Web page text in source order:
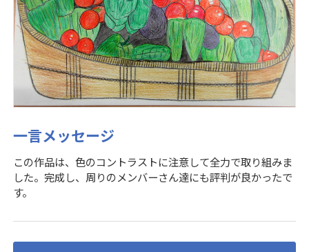
一言メッセージ
この作品は、色のコントラストに注意して全力で取り組みま
した。完成し、周りのメンバーさん達にも評判が良かったで
す。